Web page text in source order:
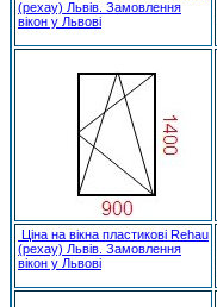
(рехау) Львів. Замовлення
вікон у Львові
Ціна на вікна пластикові Rehau
(рехау) Львів. Замовлення
вікон у Львові